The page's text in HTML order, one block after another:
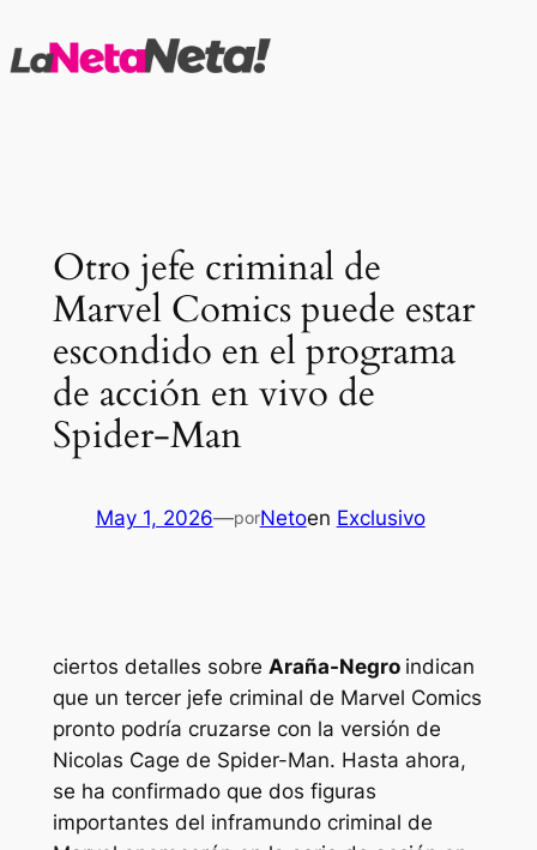
al
Otro jefe criminal de
Marvel Comics puede estar
escondido en el programa
de acción en vivo de
Spider-Man
May 1, 2026—porNetoen Exclusivo
ciertos detalles sobre Araña-Negro indican
que un tercer jefe criminal de Marvel Comics
pronto podría cruzarse con la versión de
Nicolas Cage de Spider-Man. Hasta ahora,
se ha confirmado que dos figuras
importantes del inframundo criminal de